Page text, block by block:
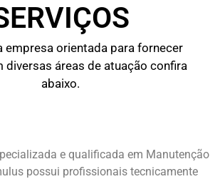
empresa orientada para fornecer
diversas áreas de atuação confira
abaixo.
e qualificada em Manutenção
possui profissionais tecnicamente